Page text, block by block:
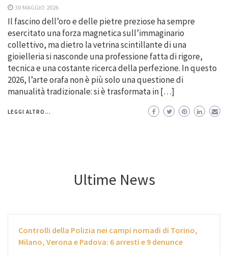
30 MAGGIO 2026
Il fascino dell’oro e delle pietre preziose ha sempre
esercitato una forza magnetica sull’immaginario
collettivo, ma dietro la vetrina scintillante di una
gioielleria si nasconde una professione fatta di rigore,
tecnica e una costante ricerca della perfezione. In questo
2026, l’arte orafa non è più solo una questione di
manualità tradizionale: si è trasformata in […]
LEGGI ALTRO...
Ultime News
Controlli della Polizia nei campi nomadi di Torino,
Milano, Verona e Padova: 6 arresti e 9 denunce